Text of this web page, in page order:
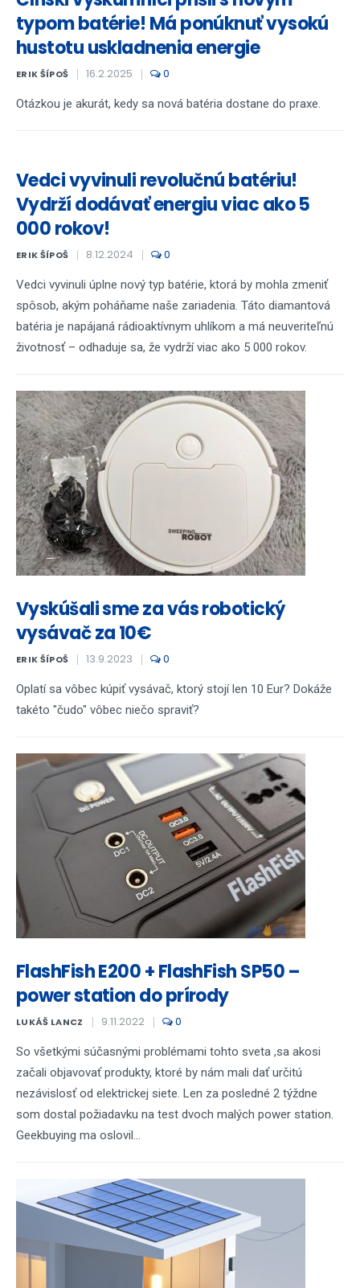
typom batérie! Má ponúknuť vysokú
hustotu uskladnenia energie
ERIK ŠÍPOŠ 16.2.2025 0
Otázkou je akurát, kedy sa nová batéria dostane do praxe.
Vedci vyvinuli revolučnú batériu!
Vydrží dodávať energiu viac ako 5
000 rokov!
ERIK ŠÍPOŠ 8.12.2024 0
Vedci vyvinuli úplne nový typ batérie, ktorá by mohla zmeniť
spôsob, akým poháňame naše zariadenia. Táto diamantová
batéria je napájaná rádioaktívnym uhlíkom a má neuveriteľnú
životnosť – odhaduje sa, že vydrží viac ako 5 000 rokov.
Vyskúšali sme za vás robotický
vysávač za 10€
ERIK ŠÍPOŠ 13.9.2023 0
Oplatí sa vôbec kúpiť vysávač, ktorý stojí len 10 Eur? Dokáže
takéto "čudo" vôbec niečo spraviť?
FlashFish E200 + FlashFish SP50 –
power station do prírody
LUKÁŠ LANCZ 9.11.2022 0
So všetkými súčasnými problémami tohto sveta ,sa akosi
začali objavovať produkty, ktoré by nám mali dať určitú
nezávislosť od elektrickej siete. Len za posledné 2 týždne
som dostal požiadavku na test dvoch malých power station.
Geekbuying ma oslovil...